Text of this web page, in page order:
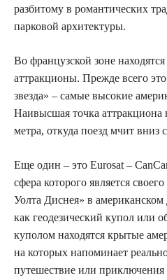
разбитому в романтических
парковой архитектуры.
Во французской зоне
аттракционы. Прежде всего
звезда» – самые высокие
Наивысшая точка аттракциона
метра, откуда поезд мчит вниз
Еще один – это Eurosat –
сфера которого является
Уолта Диснея» в
как геодезический купол или
куполом находятся крытые
на которых напоминает
путешествие или приключения